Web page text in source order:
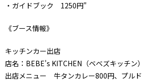
・ガイドブック 1250円"
《ブース情報》
キッチンカー出店
店名：BEBE's KITCHEN（ベベズキッチン）
出店メニュー 牛タンカレー800円、プル